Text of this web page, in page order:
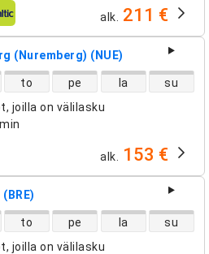
alk. 211 €
(Nuremberg) (NUE)
joilla on välilasku
to pe la su
alk. 153 €
joilla on välilasku
to pe la su